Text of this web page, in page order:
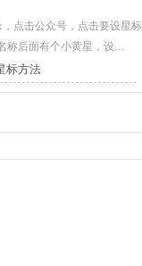
点击公众号，点击要设星标
称后面有个小黄星，设…
标方法